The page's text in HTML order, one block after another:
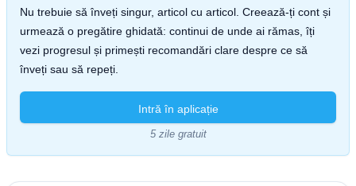
Nu trebuie să înveți singur, articol cu articol. Creează-ți cont și
urmează o pregătire ghidată: continui de unde ai rămas, îți
vezi progresul și primești recomandări clare despre ce să
înveți sau să repeți.
Intră în aplicație
5 zile gratuit